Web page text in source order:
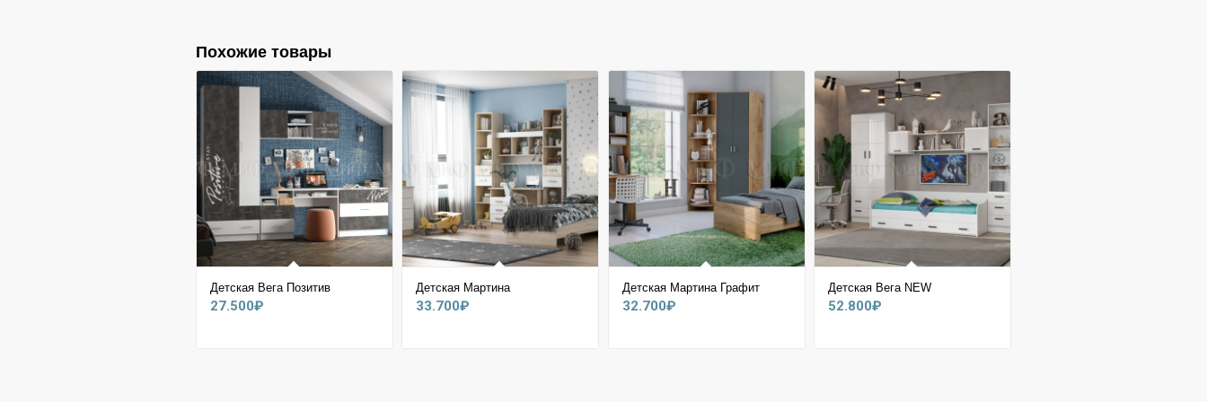
Похожие товары
Детская Вега Позитив
27.500₽
Детская Мартина
33.700₽
Детская Мартина Графит
32.700₽
Детская Вега NEW
52.800₽